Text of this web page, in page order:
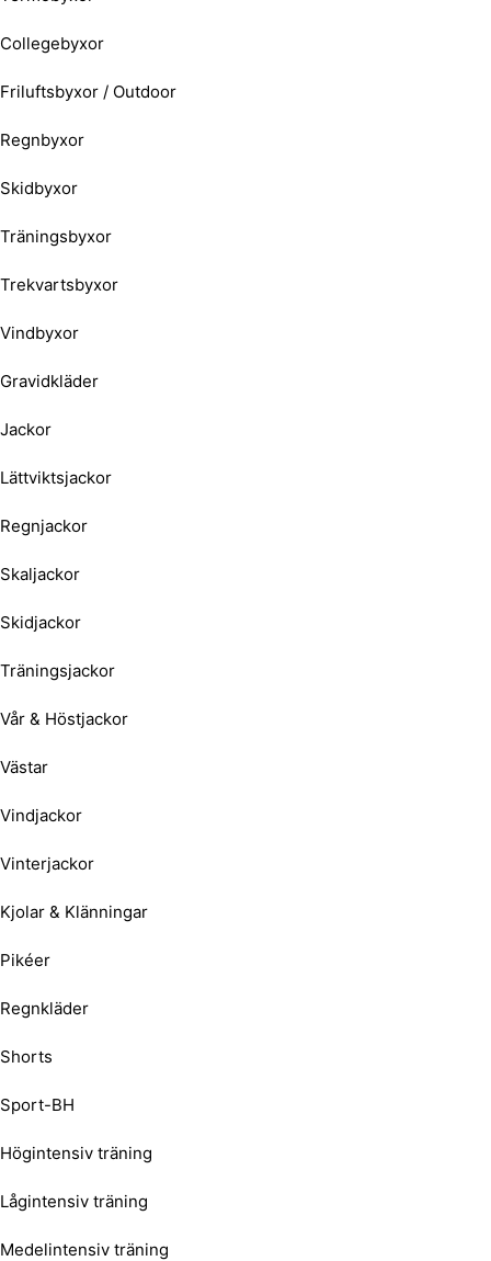
Collegebyxor
Friluftsbyxor / Outdoor
Regnbyxor
Skidbyxor
Träningsbyxor
Trekvartsbyxor
Vindbyxor
Gravidkläder
Jackor
Lättviktsjackor
Regnjackor
Skaljackor
Skidjackor
Träningsjackor
Vår & Höstjackor
Västar
Vindjackor
Vinterjackor
Kjolar & Klänningar
Pikéer
Regnkläder
Shorts
Sport-BH
Högintensiv träning
Lågintensiv träning
Medelintensiv träning